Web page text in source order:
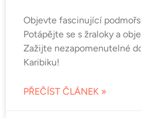
Objevte fascinující
Potápějte se s žraloky a
Zažijte nezapomenutelné
Karibiku!
PŘEČÍST ČLÁNEK »